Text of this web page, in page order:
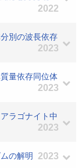
2022
別の波長依存
2023
量依存同位体
2023
ラゴナイト中
2023
の解明 2023